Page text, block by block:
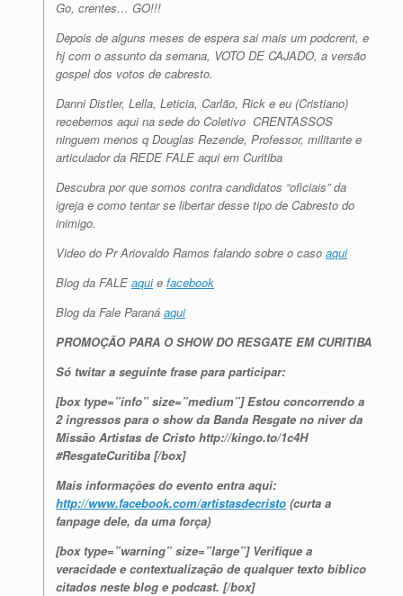
Go, crentes… GO!!!
Depois de alguns meses de espera sai mais um podcrent, e
hj com o assunto da semana, VOTO DE CAJADO, a versão
gospel dos votos de cabresto.
Danni Distler, Lella, Leticia, Carlão, Rick e eu (Cristiano)
recebemos aqui na sede do Coletivo CRENTASSOS
ninguem menos q Douglas Rezende, Professor, militante e
articulador da REDE FALE aqui em Curitiba
Descubra por que somos contra candidatos “oficiais” da
igreja e como tentar se libertar desse tipo de Cabresto do
inimigo.
Video do Pr Ariovaldo Ramos falando sobre o caso aqui
Blog da FALE aquie facebook
Blog da Fale Paraná aqui
PROMOÇÃO PARA O SHOW DO RESGATE EM CURITIBA
Só twitar a seguinte frase para participar:
[box type=”info” size=”medium”] Estou concorrendo a
2 ingressos para o show da Banda Resgate no niver da
Missão Artistas de Cristo http://kingo.to/1c4H
#ResgateCuritiba [/box]
Mais informações do evento entra aqui:
http://www.facebook.com/artistasdecristo (curta a
fanpage dele, da uma força)
[box type=”warning” size=”large”] Verifique a
veracidade e contextualização de qualquer texto bíblico
citados neste blog e podcast. [/box]